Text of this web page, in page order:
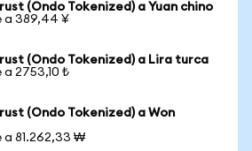
(Ondo Tokenized) a Yuan chino
a 389,44 ¥
(Ondo Tokenized) a Lira turca
a 2753,10 ₺
(Ondo Tokenized) a Won
a 81.262,33 ₩